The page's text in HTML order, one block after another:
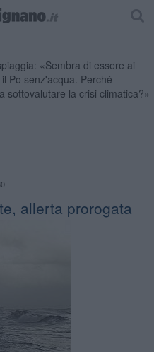
allerta prorogata